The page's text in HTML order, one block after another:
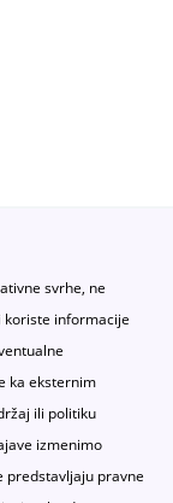
svrhe, ne
koriste informacije
ka eksternim
ili politiku
izmenimo
predstavljaju pravne